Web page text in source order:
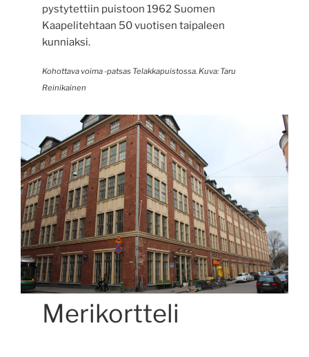
pystytettiin puistoon 1962 Suomen
Kaapelitehtaan 50 vuotisen taipaleen
kunniaksi.
Kohottava voima -patsas Telakkapuistossa. Kuva: Taru
Reinikainen
Merikortteli